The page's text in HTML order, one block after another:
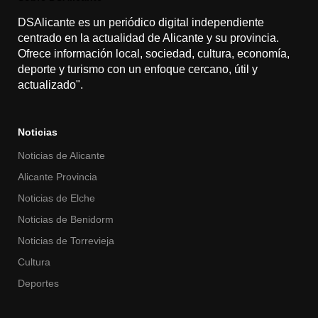
DSAlicante es un periódico digital independiente
centrado en la actualidad de Alicante y su provincia.
Ofrece información local, sociedad, cultura, economía,
deporte y turismo con un enfoque cercano, útil y
actualizado".
Noticias
Noticias de Alicante
Alicante Provincia
Noticias de Elche
Noticias de Benidorm
Noticias de Torrevieja
Cultura
Deportes